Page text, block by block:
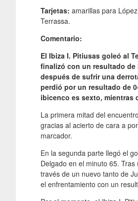
Tarjetas: amarillas para
Terrassa.
Comentario:
El Ibiza I. Pitiusas goleó al
finalizó con un resultado de
después de sufrir una
perdió por un resultado de
ibicenco es sexto, mientras
La primera mitad del
gracias al acierto de cara a
marcador.
En la segunda parte llegó el
Delgado en el minuto 65.
través de un nuevo tanto de
el enfrentamiento con un